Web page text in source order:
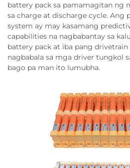
battery pack sa pamamagitan ng
sa charge at discharge cycle. Ang
system ay may kasamang
capabilities na nagbabantay sa
battery pack at iba pang
nagbabala sa mga driver tungkol
bago pa man ito lumubha.